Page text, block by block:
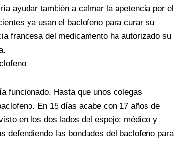
ayudar también a calmar la apetencia por el
ya usan el baclofeno para curar su
francesa del medicamento ha autorizado su
funcionado. Hasta que unos colegas
En 15 días acabe con 17 años de
en los dos lados del espejo: médico y
defendiendo las bondades del baclofeno para